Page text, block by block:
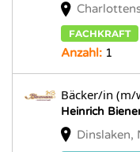
FACHKRAFT
Anzahl: 1
Bäcker/in (m/
Heinrich
Dinslaken,